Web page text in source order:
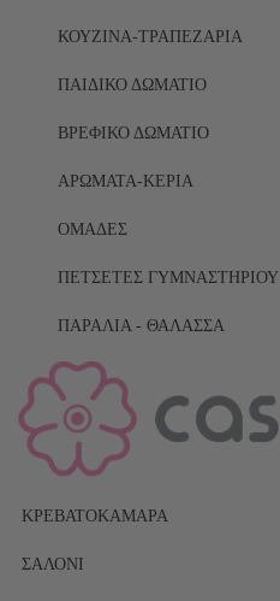
ΚΟΥΖΊΝΑ-ΤΡΑΠΕΖΑΡΊΑ
ΠΑΙΔΙΚΌ ΔΩΜΆΤΙΟ
ΒΡΕΦΙΚΌ ΔΩΜΆΤΙΟ
ΑΡΏΜΑΤΑ-ΚΕΡΙΆ
ΟΜΆΔΕΣ
ΠΕΤΣΈΤΕΣ ΓΥΜΝΑΣΤΗΡΊΟΥ
ΠΑΡΑΛΊΑ - ΘΆΛΑΣΣΑ
ΚΡΕΒΑΤΟΚΆΜΑΡΑ
ΣΑΛΌΝΙ